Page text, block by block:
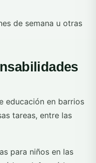
de semana u otras
educación en barrios
tareas, entre las
para niños en las